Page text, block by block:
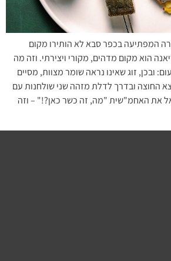
המפתיעה בכפר סבא לא הותירו מקום
הוא מקום מדהים, מקורי ויצירתי. וזה מה
ובכן, זוג שאינו נראה שומר מצוות, מסיים
החוצה ובדרך לדלת מזהה שני שולחנות עם
את האחמ"שית "מה, זה כשר כאן?!" – וזה